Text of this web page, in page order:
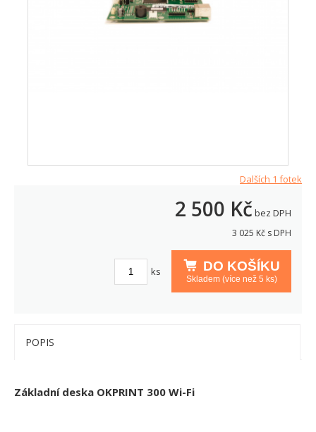
Dalších 1 fotek
2 500 Kčbez DPH
3 025 Kč s DPH
DO KOŠÍKU
Skladem (více než 5 ks)
ks
POPIS
Základní deska OKPRINT 300 Wi-Fi